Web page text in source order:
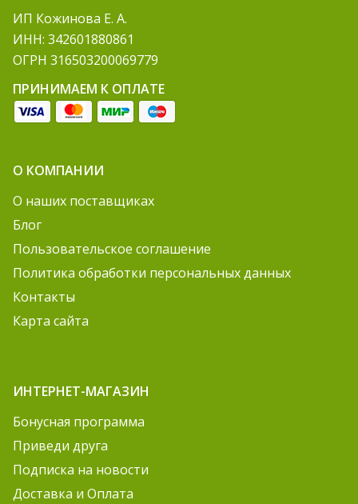
ИП Кожинова Е. А.
ИНН: 342601880861
ОГРН 316503200069779
ПРИНИМАЕМ К ОПЛАТЕ
О КОМПАНИИ
О наших поставщиках
Блог
Пользовательское соглашение
Политика обработки персональных данных
Контакты
Карта сайта
ИНТЕРНЕТ-МАГАЗИН
Бонусная программа
Приведи друга
Подписка на новости
Доставка и Оплата